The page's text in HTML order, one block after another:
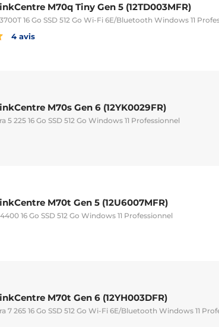
M70q Tiny Gen 5 (12TD003MFR)
16 Go SSD 512 Go Wi-Fi 6E/Bluetooth Windows 11
4 avis
M70s Gen 6 (12YK0029FR)
5 225 16 Go SSD 512 Go Windows 11 Professionnel
M70t Gen 5 (12U6007MFR)
16 Go SSD 512 Go Windows 11 Professionnel
M70t Gen 6 (12YH003DFR)
7 265 16 Go SSD 512 Go Wi-Fi 6E/Bluetooth Windows 11